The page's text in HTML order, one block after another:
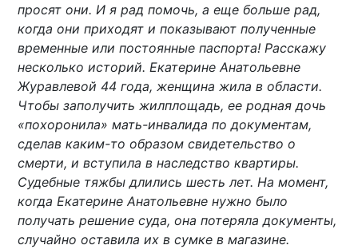
просят они. И я рад помочь, а еще больше рад,
когда они приходят и показывают полученные
временные или постоянные паспорта! Расскажу
несколько историй. Екатерине Анатольевне
Журавлевой 44 года, женщина жила в области.
Чтобы заполучить жилплощадь, ее родная дочь
«похоронила» мать-инвалида по документам,
сделав каким-то образом свидетельство о
смерти, и вступила в наследство квартиры.
Судебные тяжбы длились шесть лет. На момент,
когда Екатерине Анатольевне нужно было
получать решение суда, она потеряла документы,
случайно оставила их в сумке в магазине.